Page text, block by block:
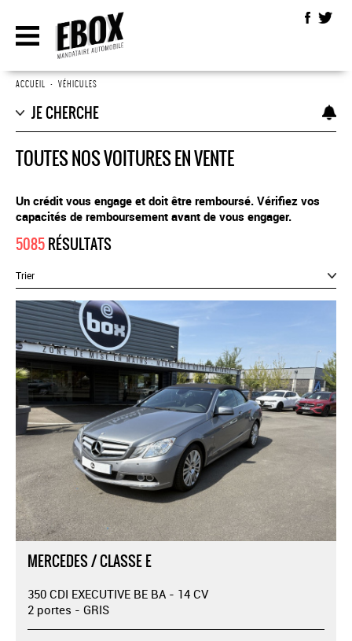
ACCUEIL • VÉHICULES
JE CHERCHE
TOUTES NOS VOITURES EN VENTE
Un crédit vous engage et doit être remboursé. Vérifiez vos
capacités de remboursement avant de vous engager.
5085RÉSULTATS
Trier
MERCEDES / CLASSE E
350 CDI EXECUTIVE BE BA - 14 CV
2 portes - GRIS